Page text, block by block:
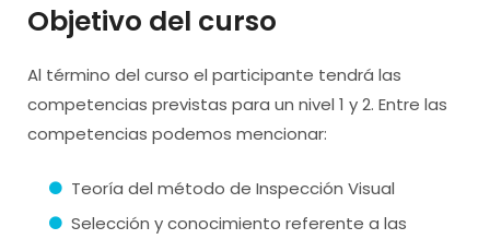
Objetivo del curso
Al término del curso el participante tendrá las
competencias previstas para un nivel 1 y 2. Entre las
competencias podemos mencionar:
Teoría del método de Inspección Visual
Selección y conocimiento referente a las